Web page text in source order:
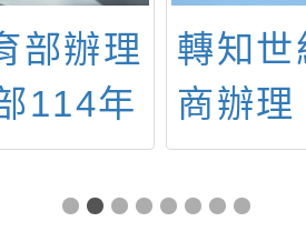
部辦理
114年
教育日
活動資
轉知
商辦
理」
歡迎